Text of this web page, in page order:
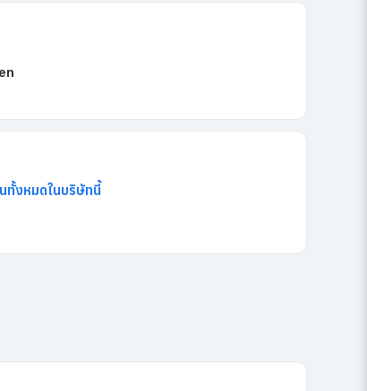
ทั้งหมดในบริษัทนี้